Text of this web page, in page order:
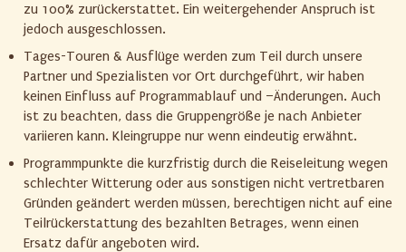
zu 100% zurückerstattet. Ein weitergehender Anspruch ist
jedoch ausgeschlossen.
Tages-Touren & Ausflüge werden zum Teil durch unsere
Partner und Spezialisten vor Ort durchgeführt, wir haben
keinen Einfluss auf Programmablauf und –Änderungen. Auch
ist zu beachten, dass die Gruppengröße je nach Anbieter
variieren kann. Kleingruppe nur wenn eindeutig erwähnt.
Programmpunkte die kurzfristig durch die Reiseleitung wegen
schlechter Witterung oder aus sonstigen nicht vertretbaren
Gründen geändert werden müssen, berechtigen nicht auf eine
Teilrückerstattung des bezahlten Betrages, wenn einen
Ersatz dafür angeboten wird.